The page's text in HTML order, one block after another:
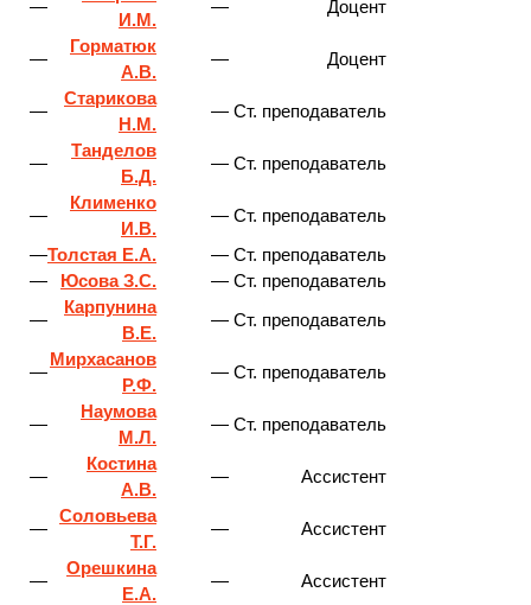
—
И.М.
— Доцент
—
Горматюк
А.В.
— Доцент
—
Старикова
Н.М.
— Ст. преподаватель
—
Танделов
Б.Д.
— Ст. преподаватель
—
Клименко
И.В.
— Ст. преподаватель
—Толстая Е.А. — Ст. преподаватель
—
Юсова З.С. — Ст. преподаватель
—
Карпунина
В.Е.
— Ст. преподаватель
—
Мирхасанов
Р.Ф.
— Ст. преподаватель
—
Наумова
М.Л.
— Ст. преподаватель
—
Костина
А.В.
— Ассистент
—
Соловьева
Т.Г.
— Ассистент
—
Орешкина
Е.А.
— Ассистент